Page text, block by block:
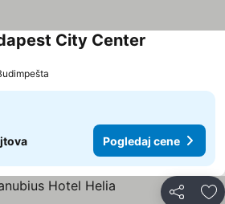
City Center
Pogledaj cene
Deli